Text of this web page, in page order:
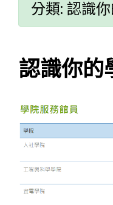
分類: 認識
認識你的